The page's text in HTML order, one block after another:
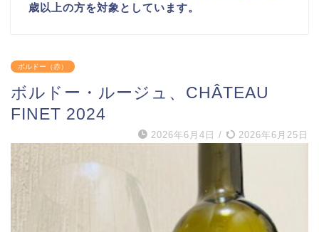
歳以上の方を対象としています。
ボルドー（赤）
ボルドー・ルージュ、CHÂTEAU
FINET 2024
2026年6月4日 / 2026年6月25日